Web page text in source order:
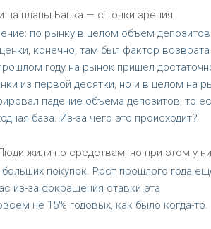
планы Банка — с точки зрения
по рынку в целом объем депозитов
конечно, там был фактор возврата
году на рынок пришел
из первой десятки, но и в целом на
падение объема депозитов, то
база. Из-за чего это происходит?
жили по средствам, но при этом у
покупок. Рост прошлого года
из-за сокращения ставки эта
не 15% годовых, как было когда-то.